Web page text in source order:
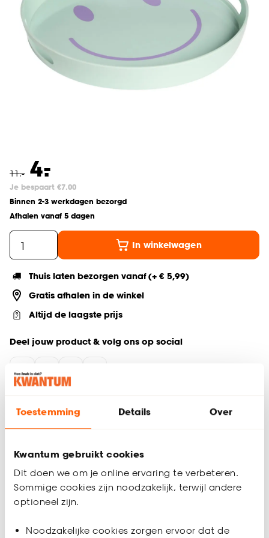
Toestemming Details Over
Kwantum gebruikt cookies
Dit doen we om je online ervaring te verbeteren.
Sommige cookies zijn noodzakelijk, terwijl andere
optioneel zijn.
Noodzakelijke cookies zorgen ervoor dat de
11.- 4.
-
Je bespaart €7.00
Binnen 2-3 werkdagen bezorgd
Afhalen vanaf 5 dagen
In winkelwagen
Thuis laten bezorgen vanaf (+ € 5,99)
Gratis afhalen in de winkel
Altijd de laagste prijs
Deel jouw product & volg ons op social
Productomschrijving
Ruim, lichtgewicht en eenvoudig schoon te maken
Dit vrolijke dienblad met Smiley-print brengt direct sfeer in de
woonkamer of keuken. Het behoort tot de mintgroene
dienbladen en heeft een diameter van 35 cm, ideaal voor
het serveren van drankjes en hapjes. Dit model valt binnen
onze ronde dienbladen en is gemaakt van melamine,
twee handvatten zorgt voor extra gebruiksgemak.
Productspecificaties